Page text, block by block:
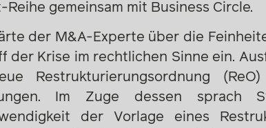
gemeinsam mit Business Circle.
der M&A-Experte über die
der Krise im rechtlichen Sinne ein.
Restrukturierungsordnung
Im Zuge dessen sprach
der Vorlage eines